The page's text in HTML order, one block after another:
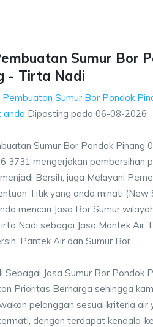
Sumur Bor
- Tirta Nadi
Pembuatan Sumur Bor Pondok
anda Diposting pada 06-08-2026
Sumur Bor Pondok Pinang
3731 mengerjakan pembersihan
Bersih, juga Melayani
Titik yang anda minati (New
mencari Jasa Bor Sumur
Nadi sebagai Jasa Mantek Air
Pantek Air dan Sumur Bor.
Sebagai Jasa Sumur Bor Pondok
Prioritas Berharga sehingga
pelanggan sesuai kriteria air
dengan terdapat kendala-